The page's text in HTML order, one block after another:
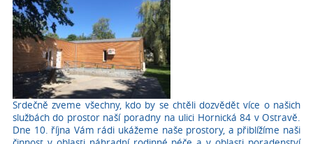
Srdečně zveme všechny, kdo by se chtěli dozvědět více o našich
službách do prostor naší poradny na ulici Hornická 84 v Ostravě.
Dne 10. října Vám rádi ukážeme naše prostory, a přiblížíme naši